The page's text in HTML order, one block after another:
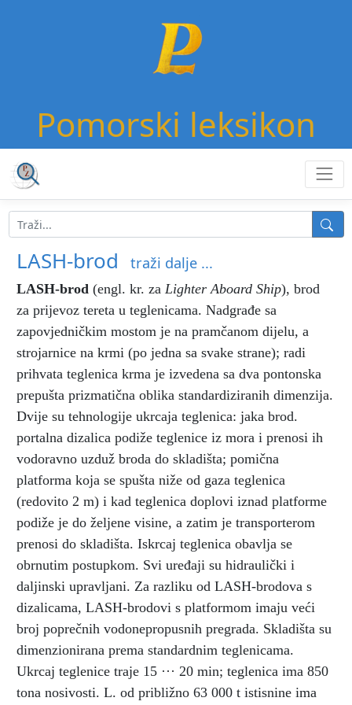
Pomorski leksikon
LASH-brod traži dalje ...
LASH-brod (engl. kr. za Lighter Aboard Ship), brod
za prijevoz tereta u teglenicama. Nadgrađe sa
zapovjedničkim mostom je na pramčanom dijelu, a
strojarnice na krmi (po jedna sa svake strane); radi
prihvata teglenica krma je izvedena sa dva pontonska
prepušta prizmatična oblika standardiziranih dimenzija.
Dvije su tehnologije ukrcaja teglenica: jaka brod.
portalna dizalica podiže teglenice iz mora i prenosi ih
vodoravno uzduž broda do skladišta; pomična
platforma koja se spušta niže od gaza teglenica
(redovito 2 m) i kad teglenica doplovi iznad platforme
podiže je do željene visine, a zatim je transporterom
prenosi do skladišta. Iskrcaj teglenica obavlja se
obrnutim postupkom. Svi uređaji su hidraulički i
daljinski upravljani. Za razliku od LASH-brodova s
dizalicama, LASH-brodovi s platformom imaju veći
broj poprečnih vodonepropusnih pregrada. Skladišta su
dimenzionirana prema standardnim teglenicama.
Ukrcaj teglenice traje 15 ··· 20 min; teglenica ima 850
tona nosivosti. L. od približno 63 000 t istisnine ima